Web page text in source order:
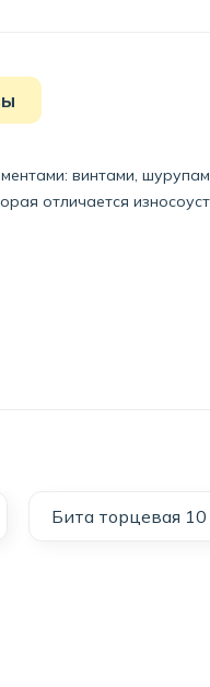
винтами,
отличается
Бита торцевая